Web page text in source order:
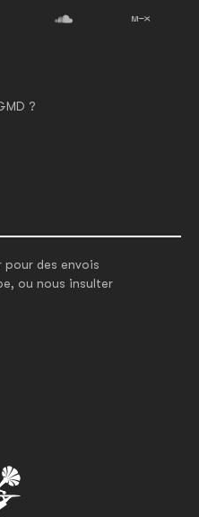
?
des envois
ou nous insulter